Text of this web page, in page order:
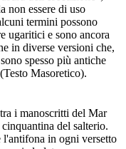
non essere di uso
termini possono
ugaritici e sono ancora
in diverse versioni che,
spesso più antiche
Masoretico).
i manoscritti del Mar
del salterio.
l'antifona in ogni versetto